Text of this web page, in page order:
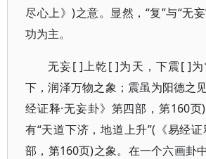
尽心上》)之意。显然，“复”与“无
功为主。
无妄[ ]上乾[ ]为天，下震[ ]
下，润泽万物之象；震虽为阳德之
经证释·无妄卦》第四部，第160
有“天道下济，地道上升”(《易经证
部，第160页)之象。在一个六画卦